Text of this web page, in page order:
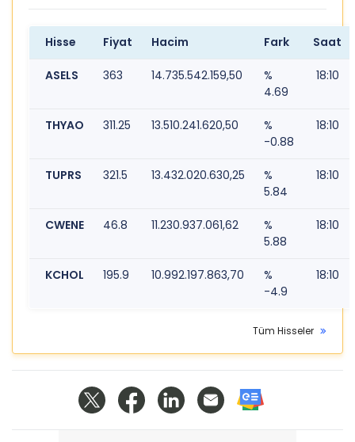
Hisse Fiyat Hacim Fark Saat
ASELS 363 14.735.542.159,50
%
4.69
18:10
THYAO 311.25 13.510.241.620,50
%
-0.88
18:10
TUPRS 321.5 13.432.020.630,25
%
5.84
18:10
CWENE 46.8 11.230.937.061,62
%
5.88
18:10
KCHOL 195.9 10.992.197.863,70
%
-4.9
18:10
Tüm Hisseler